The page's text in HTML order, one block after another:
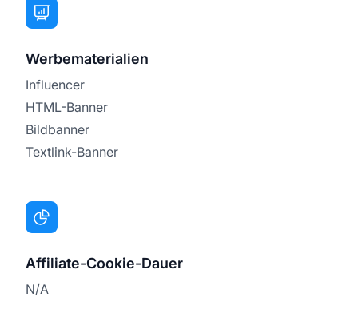
Werbematerialien
Influencer
HTML-Banner
Bildbanner
Textlink-Banner
Affiliate-Cookie-Dauer
N/A